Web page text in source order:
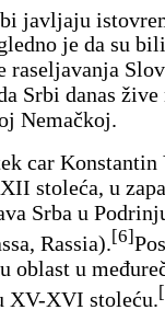
javljaju
je da su
raseljavanja
Srbi danas žive
Nemačkoj.
car
stoleća, u
Srba u
Rassia).[6]
oblast u
XV-XVI stoleću.